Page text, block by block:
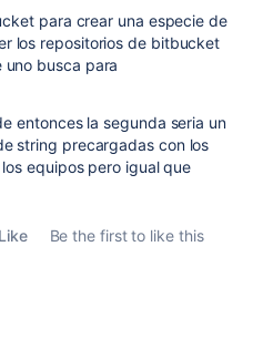
para crear una especie de
los repositorios de bitbucket
uno busca para
entonces la segunda seria un
string precargadas con los
equipos pero igual que
Like
Be the first to like this